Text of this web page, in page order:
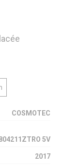
COSMOTEC
5V
2017